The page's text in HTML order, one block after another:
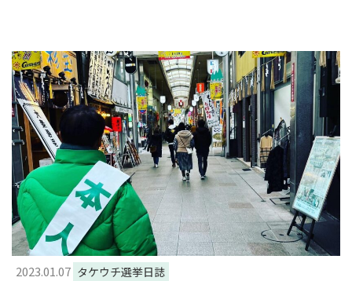
2023.01.07 タケウチ選挙日誌